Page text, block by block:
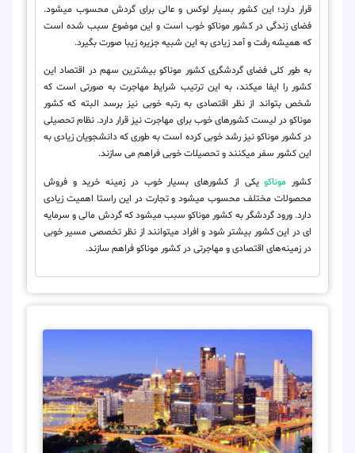
قرار دارد؛ این کشور بسیار لوکس و عالی برای گردش محسوب می‎شود.
فضای زندگی در کشور موناکو خوب است و این موضوع سبب شده است
که همیشه رفت و آمد زیادی به این شبیه جزیره زیبا صورت بگیرد.
به طور کلی فضای گردشگری کشور موناکو بیشترین سهم در اقتصاد این
کشور را ایفا می‎کند، به این ترتیب شرایط مهاجرت به صورتی است که
شخص بتواند از نظر اقتصادی به رتبه خوبی نیز برسد البته که کشور
موناکو در لیست کشورهای خوب برای مهاجرت نیز قرار دارد. نظام تحصیلی
در کشور موناکو نیز رشد خوبی کرده است به طوری که دانشجویان زیادی به
این کشور سفر می‎کنند و تحصیلات خوبی فراهم می‎ سازند.
کشور موناکویکی از کشورهای بسیار خوب در زمینه خرید و فروش
محصولات مختلف محسوب می‎شود و تجارت در این راستا اهمیت زیادی
دارد. ورود گردشگر به کشور موناکو سبب می‎شود که گردش مالی و سرمایه
ای در این کشور بیشتر شود و افراد می‎توانند از نظر تخصصی مسیر خوبی
در زمینه‌های اقتصادی و مهاجرتی در کشور موناکو فراهم سازند.